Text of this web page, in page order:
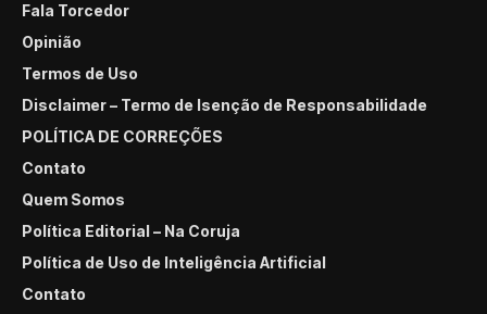
Fala Torcedor
Opinião
Termos de Uso
Disclaimer – Termo de Isenção de Responsabilidade
POLÍTICA DE CORREÇÕES
Contato
Quem Somos
Política Editorial – Na Coruja
Política de Uso de Inteligência Artificial
Contato